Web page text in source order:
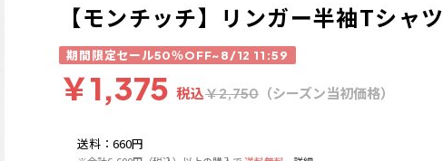
送料 ：660円
【モンチッチ】リンガー半袖Tシャツ
期間限定セール50％OFF~8/12 11:59
￥1,375 税込￥2,750 （シーズン当初価格）